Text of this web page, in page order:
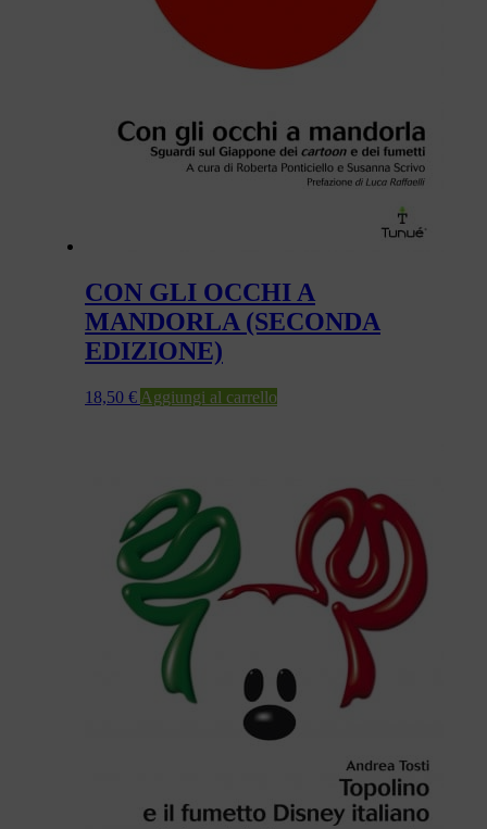
CON GLI OCCHI A
MANDORLA (SECONDA
EDIZIONE)
18,50 € Aggiungi al carrello